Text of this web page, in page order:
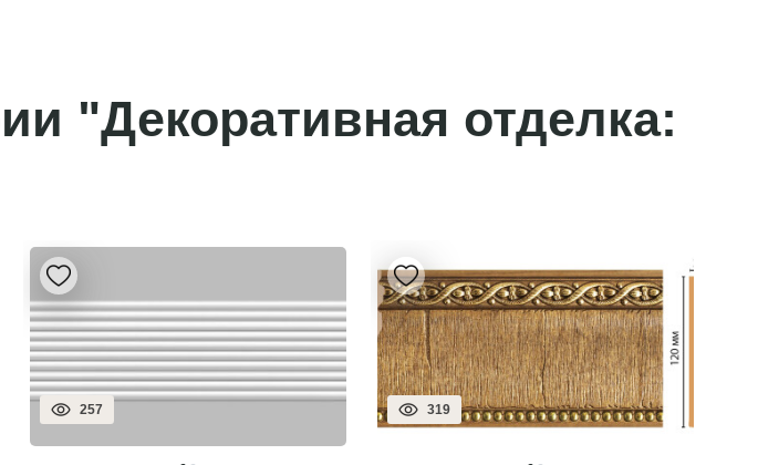
"Декоративная отделка:
257 319